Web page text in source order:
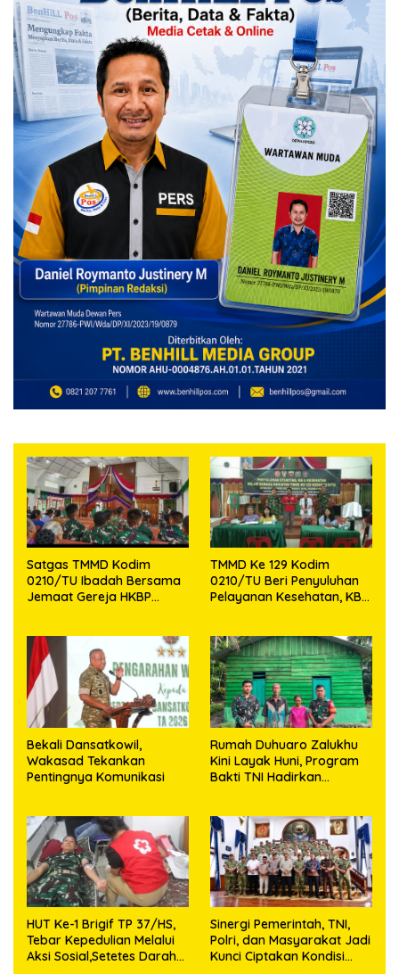
Satgas TMMD Kodim
0210/TU Ibadah Bersama
Jemaat Gereja HKBP
TMMD Ke 129 Kodim
0210/TU Beri Penyuluhan
Pelayanan Kesehatan, KB
Bekali Dansatkowil,
Wakasad Tekankan
Pentingnya Komunikasi
Rumah Duhuaro Zalukhu
Kini Layak Huni, Program
Bakti TNI Hadirkan
HUT Ke-1 Brigif TP 37/HS,
Tebar Kepedulian Melalui
Aksi Sosial,Setetes Darah
Sinergi Pemerintah, TNI,
Polri, dan Masyarakat Jadi
Kunci Ciptakan Kondisi